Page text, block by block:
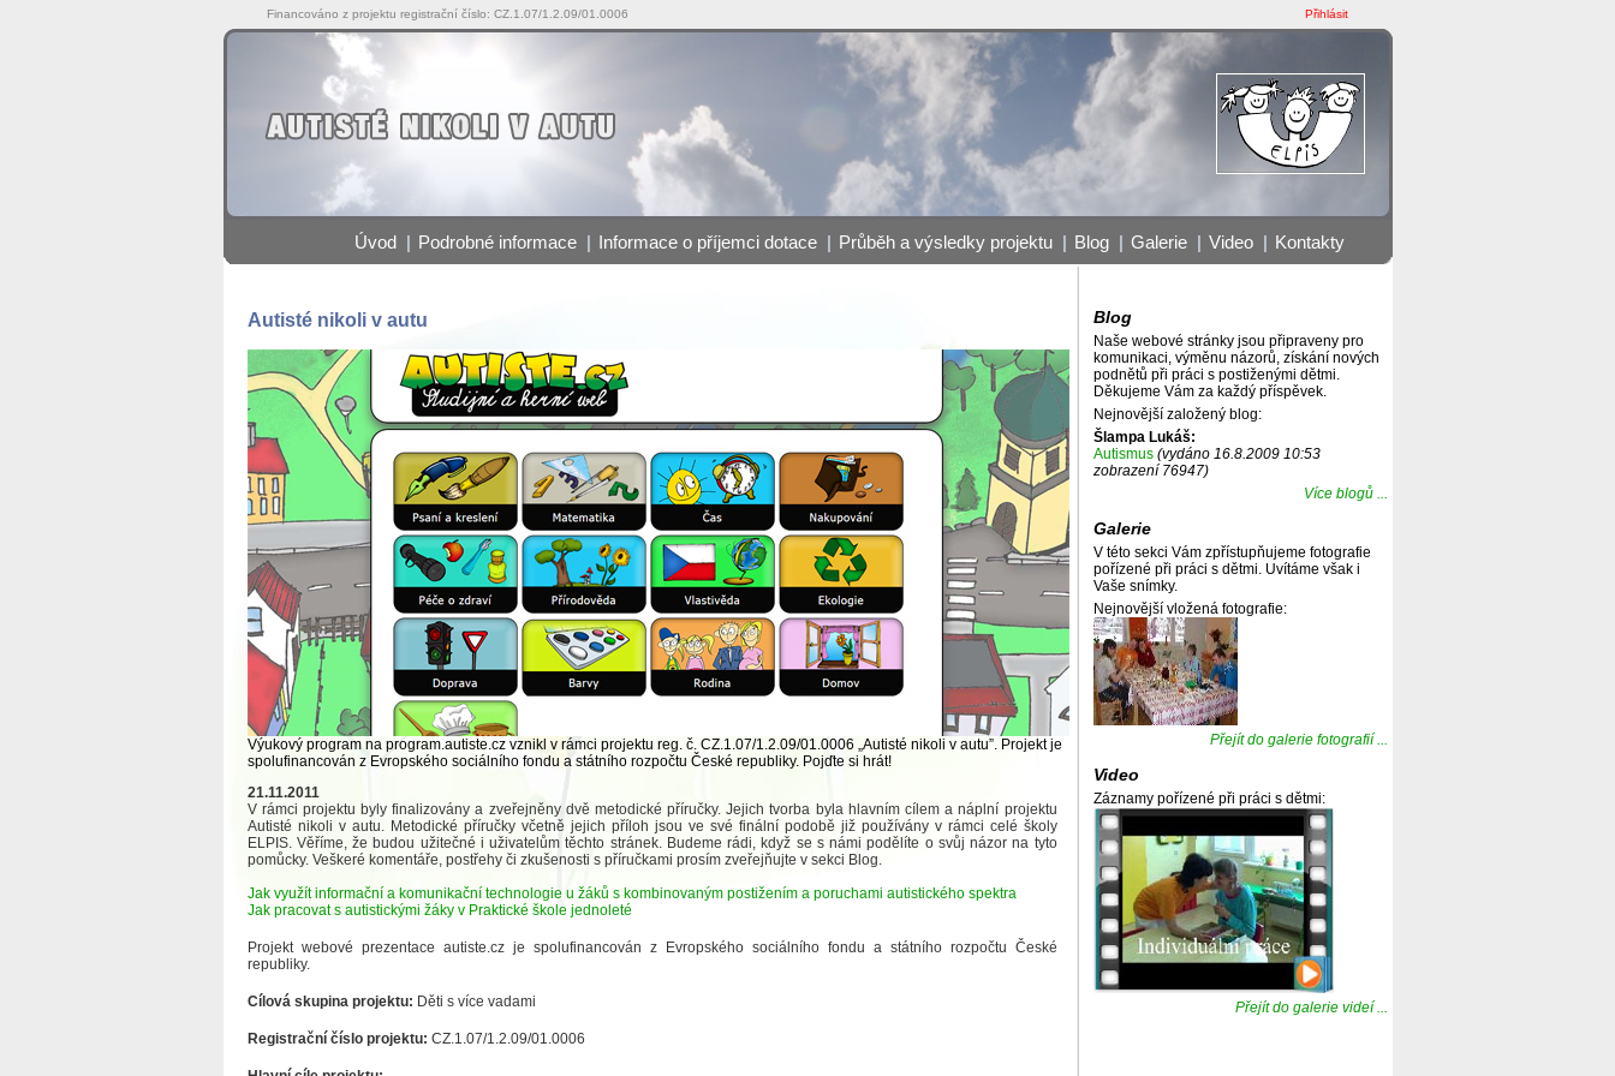
Financováno z projektu registrační číslo: CZ.1.07/1.2.09/01.0006 Přihlásit
Úvod| Podrobné informace| Informace o příjemci dotace| Průběh a výsledky projektu| Blog| Galerie| Video| Kontakty
Autisté nikoli v autu
Výukový program na program.autiste.cz vznikl v rámci projektu reg. č. CZ.1.07/1.2.09/01.0006 „Autisté nikoli v autu”. Projekt je
spolufinancován z Evropského sociálního fondu a státního rozpočtu České republiky. Pojďte si hrát!
21.11.2011
V rámci projektu byly finalizovány a zveřejněny dvě metodické příručky. Jejich tvorba byla hlavním cílem a náplní projektu
Autisté nikoli v autu. Metodické příručky včetně jejich příloh jsou ve své finální podobě již používány v rámci celé školy
ELPIS. Věříme, že budou užitečné i uživatelům těchto stránek. Budeme rádi, když se s námi podělíte o svůj názor na tyto
pomůcky. Veškeré komentáře, postřehy či zkušenosti s příručkami prosím zveřejňujte v sekci Blog.
Jak využít informační a komunikační technologie u žáků s kombinovaným postižením a poruchami autistického spektra
Jak pracovat s autistickými žáky v Praktické škole jednoleté
Projekt webové prezentace autiste.cz je spolufinancován z Evropského sociálního fondu a státního rozpočtu České
republiky.
Cílová skupina projektu: Děti s více vadami
Registrační číslo projektu: CZ.1.07/1.2.09/01.0006
Blog
Naše webové stránky jsou připraveny pro
komunikaci, výměnu názorů, získání nových
podnětů při práci s postiženými dětmi.
Děkujeme Vám za každý příspěvek.
Nejnovější založený blog:
Šlampa Lukáš:
Autismus (vydáno 16.8.2009 10:53
zobrazení 76947)
Více blogů ...
Galerie
V této sekci Vám zpřístupňujeme fotografie
pořízené při práci s dětmi. Uvítáme však i
Vaše snímky.
Nejnovější vložená fotografie:
Přejít do galerie fotografií ...
Video
Záznamy pořízené při práci s dětmi:
Přejít do galerie videí ...